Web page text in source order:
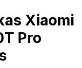
Xiaomi
Pro